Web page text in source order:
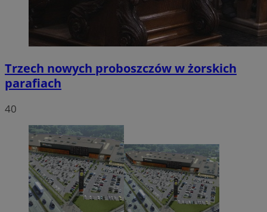
Trzech nowych proboszczów w żorskich
parafiach
40